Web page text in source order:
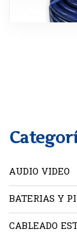
AUDIO VIDEO
BATERIAS Y
CABLEADO